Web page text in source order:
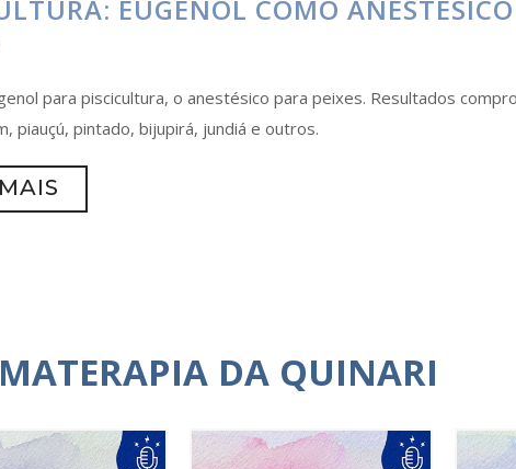
EUGENOL COMO
para piscicultura, o anestésico para peixes. Resultados
piauçú, pintado, bijupirá, jundiá e outros.
DA QUINARI